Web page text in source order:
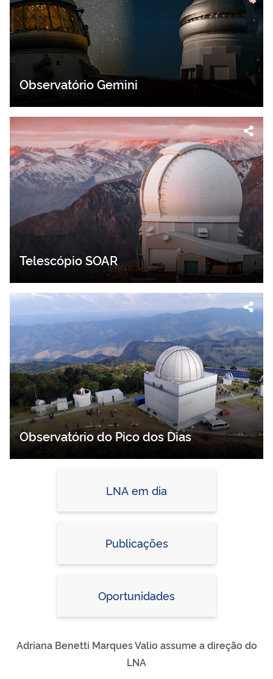
Observatório Gemini
Telescópio SOAR
Observatório do Pico dos Dias
LNA em dia
Publicações
Oportunidades
Adriana Benetti Marques Valio assume a direção do
LNA